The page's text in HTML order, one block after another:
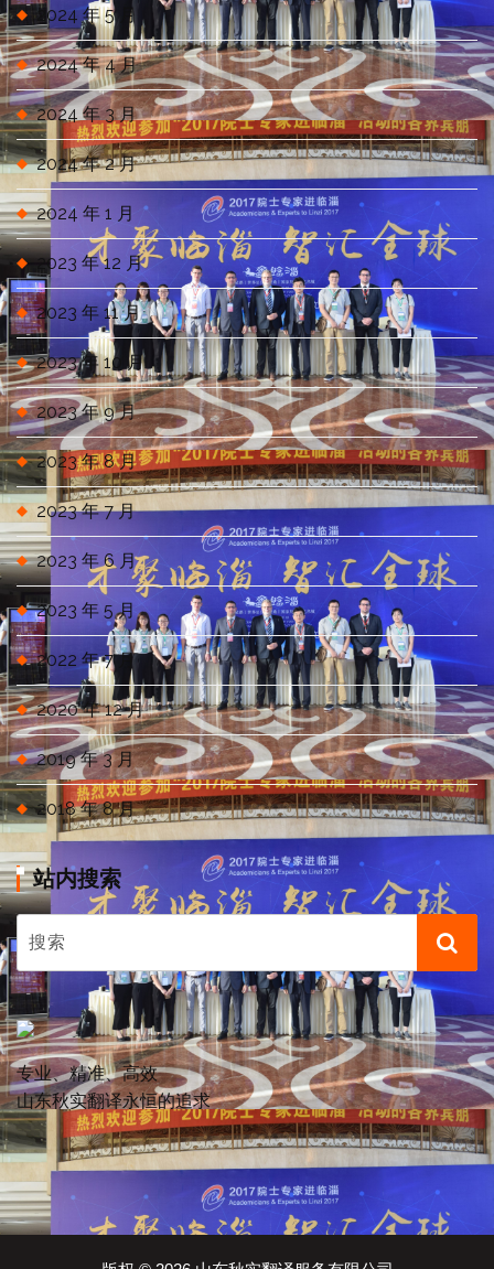
2024 年 5 月
2024 年 4 月
2024 年 3 月
2024 年 2 月
2024 年 1 月
2023 年 12 月
2023 年 11 月
2023 年 10 月
2023 年 9 月
2023 年 8 月
2023 年 7 月
2023 年 6 月
2023 年 5 月
2022 年 7 月
2020 年 12 月
2019 年 3 月
2018 年 8 月
站内搜索
专业、精准、高效
山东秋实翻译永恒的追求